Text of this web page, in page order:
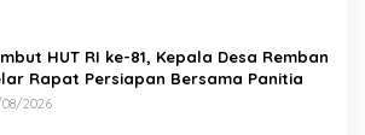
HUT RI ke-81, Kepala Desa Remban
Rapat Persiapan Bersama Panitia
2026